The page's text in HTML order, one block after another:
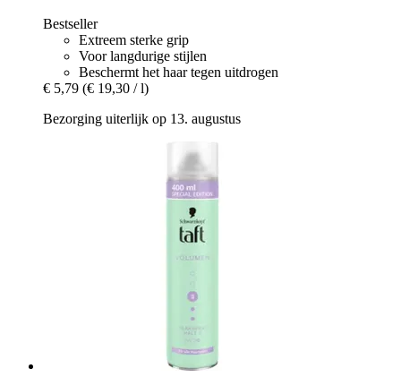
Bestseller
Extreem sterke grip
Voor langdurige stijlen
Beschermt het haar tegen uitdrogen
€ 5,79 (€ 19,30 / l)
Bezorging uiterlijk op 13. augustus